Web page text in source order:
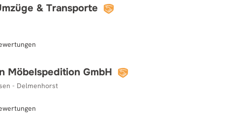
& Transporte
Möbelspedition GmbH
- Delmenhorst